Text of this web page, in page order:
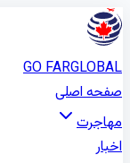
GO FARGLOBAL
صفحه اصلی
مهاجرت
اخبار